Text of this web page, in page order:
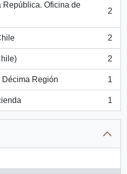
Oficina de
2
2
2
Región 1
1